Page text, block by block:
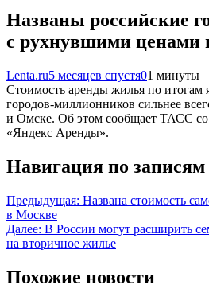
Названы российские
с рухнувшими ценами
Lenta.ru5 месяцев спустя01 минуты
Стоимость аренды жилья по итогам
городов-миллионников сильнее
и Омске. Об этом сообщает ТАСС
«Яндекс Аренды».
Навигация по записям
Предыдущая: Названа стоимость
в Москве
Далее: В России могут расширить
на вторичное жилье
Похожие новости